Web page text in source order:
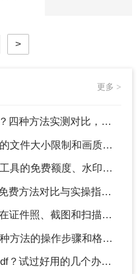
强、
，成
图片
绍几种
户高
>
更多 >
实测对比，附各场景最优选！
大小限制和画质保留实测！
额度、水印和文件限制对比！
与实操指南（附详细表格）！
图和扫描件上的转换精度差异！
操作步骤和格式保留对比！
试过好用的几个办法！